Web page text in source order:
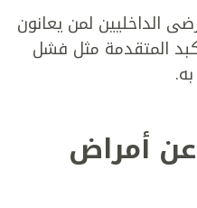
الداخليين لمن يعانون
المتقدمة مثل فشل
أمراض